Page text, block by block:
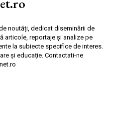
noutăți, dedicat diseminării de
articole, reportaje și analize pe
la subiecte specifice de interes.
și educație. Contactati-ne